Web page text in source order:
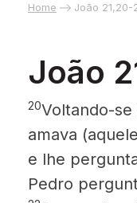
Home João 21,20-
João
20Voltando-
amava
e lhe
Pedro